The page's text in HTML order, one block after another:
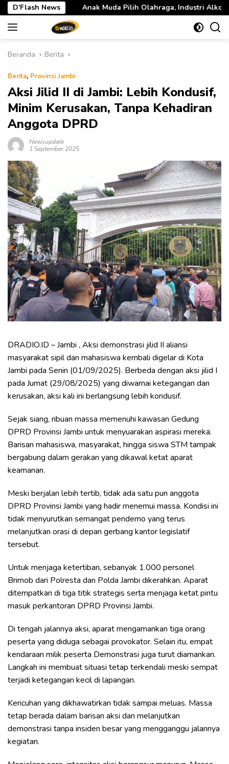
Langsung
ke
konten
D'Flash News
Muda Pilih Olahraga, Industri Alkohol Dunia Mulai Tertekan
Beranda Berita
Berita, Provinsi Jambi
Aksi Jilid II di Jambi: Lebih Kondusif,
Minim Kerusakan, Tanpa Kehadiran
Anggota DPRD
Newsupdate
1 September 2025
DRADIO.ID – Jambi , Aksi demonstrasi jilid II aliansi
masyarakat sipil dan mahasiswa kembali digelar di Kota
Jambi pada Senin (01/09/2025). Berbeda dengan aksi jilid I
pada Jumat (29/08/2025) yang diwarnai ketegangan dan
kerusakan, aksi kali ini berlangsung lebih kondusif.
Sejak siang, ribuan massa memenuhi kawasan Gedung
DPRD Provinsi Jambi untuk menyuarakan aspirasi mereka.
Barisan mahasiswa, masyarakat, hingga siswa STM tampak
bergabung dalam gerakan yang dikawal ketat aparat
keamanan.
Meski berjalan lebih tertib, tidak ada satu pun anggota
DPRD Provinsi Jambi yang hadir menemui massa. Kondisi ini
tidak menyurutkan semangat pendemo yang terus
melanjutkan orasi di depan gerbang kantor legislatif
tersebut.
Untuk menjaga ketertiban, sebanyak 1.000 personel
Brimob dari Polresta dan Polda Jambi dikerahkan. Aparat
ditempatkan di tiga titik strategis serta menjaga ketat pintu
masuk perkantoran DPRD Provinsi Jambi.
Di tengah jalannya aksi, aparat mengamankan tiga orang
peserta yang diduga sebagai provokator. Selain itu, empat
kendaraan milik peserta Demonstrasi juga turut diamankan.
Langkah ini membuat situasi tetap terkendali meski sempat
terjadi ketegangan kecil di lapangan.
Kericuhan yang dikhawatirkan tidak sampai meluas. Massa
tetap berada dalam barisan aksi dan melanjutkan
demonstrasi tanpa insiden besar yang mengganggu jalannya
kegiatan.